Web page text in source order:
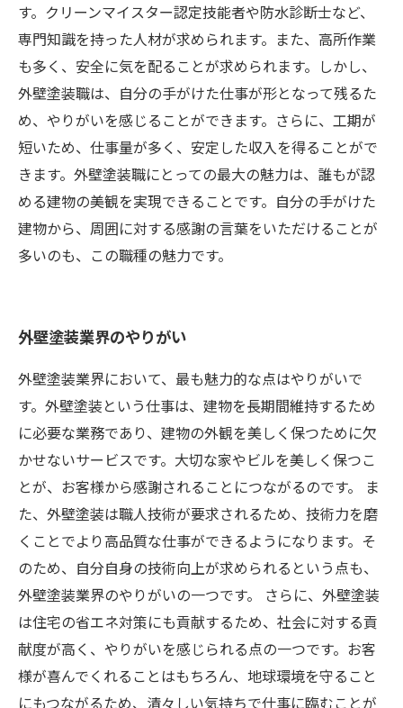
す。クリーンマイスター認定技能者や防水診断士など、
専門知識を持った人材が求められます。また、高所作業
も多く、安全に気を配ることが求められます。しかし、
外壁塗装職は、自分の手がけた仕事が形となって残るた
め、やりがいを感じることができます。さらに、工期が
短いため、仕事量が多く、安定した収入を得ることがで
きます。外壁塗装職にとっての最大の魅力は、誰もが認
める建物の美観を実現できることです。自分の手がけた
建物から、周囲に対する感謝の言葉をいただけることが
多いのも、この職種の魅力です。
外壁塗装業界のやりがい
外壁塗装業界において、最も魅力的な点はやりがいで
す。外壁塗装という仕事は、建物を長期間維持するため
に必要な業務であり、建物の外観を美しく保つために欠
かせないサービスです。大切な家やビルを美しく保つこ
とが、お客様から感謝されることにつながるのです。 ま
た、外壁塗装は職人技術が要求されるため、技術力を磨
くことでより高品質な仕事ができるようになります。そ
のため、自分自身の技術向上が求められるという点も、
外壁塗装業界のやりがいの一つです。 さらに、外壁塗装
は住宅の省エネ対策にも貢献するため、社会に対する貢
献度が高く、やりがいを感じられる点の一つです。お客
様が喜んでくれることはもちろん、地球環境を守ること
にもつながるため、清々しい気持ちで仕事に臨むことが